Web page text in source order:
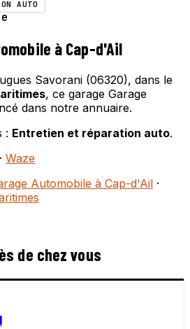
AUTO
à Cap-d'Ail
Savorani (06320), dans le
, ce garage Garage
dans notre annuaire.
: Entretien et réparation auto.
· Waze
Automobile à Cap-d'Ail ·
de chez vous